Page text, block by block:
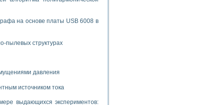
на основе платы USB 6008 в
пылевых структурах
давления
источником тока
выдающихся экспериментов: